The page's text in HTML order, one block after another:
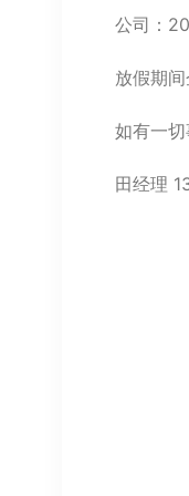
公司：
放假期
如有一切
田经理